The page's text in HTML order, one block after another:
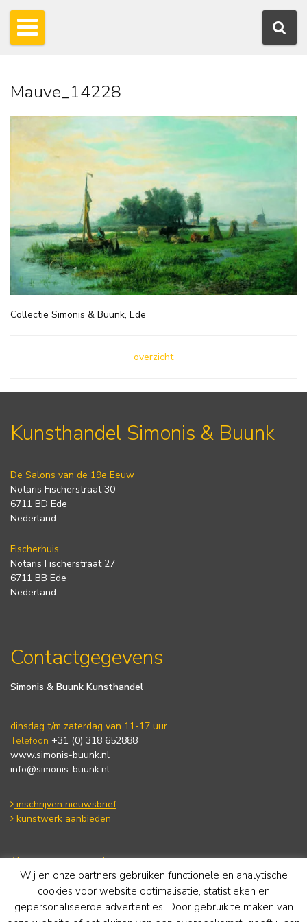
Mauve_14228
Collectie Simonis & Buunk, Ede
overzicht
Kunsthandel Simonis & Buunk
De Salons van de 19e Eeuw
Notaris Fischerstraat 30
6711 BD Ede
Nederland
Fischerhuis
Notaris Fischerstraat 27
6711 BB Ede
Nederland
Contactgegevens
Simonis & Buunk Kunsthandel
dinsdag t/m zaterdag van 11-17 uur.
Telefoon +31 (0) 318 652888
www.simonis-buunk.nl
info@simonis-buunk.nl
inschrijven nieuwsbrief
kunstwerk aanbieden
Algemene voorwaarden
Privacy statement
Cookie Policy
Disclaimer
Wij en onze partners gebruiken functionele en analytische
cookies voor website optimalisatie, statistieken en
gepersonaliseerde advertenties. Door gebruik te maken van